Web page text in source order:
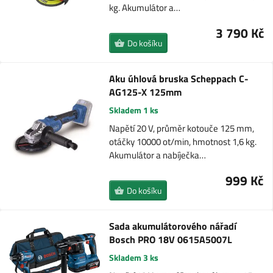
kg. Akumulátor a…
3 790 Kč
Do košíku
Aku úhlová bruska Scheppach C-
AG125-X 125mm
Skladem 1 ks
Napětí 20 V, průměr kotouče 125 mm,
otáčky 10000 ot/min, hmotnost 1,6 kg.
Akumulátor a nabíječka…
999 Kč
Do košíku
Sada akumulátorového nářadí
Bosch PRO 18V 0615A5007L
Skladem 3 ks